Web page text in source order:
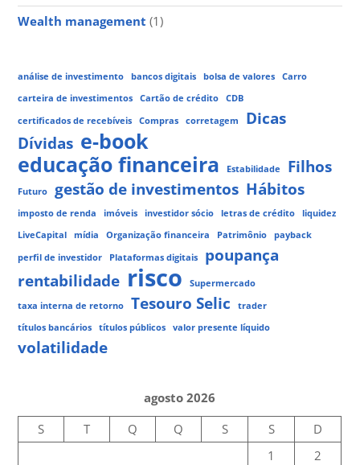
Wealth management (1)
análise de investimento bancos digitais bolsa de valores
Carro
carteira de investimentos
Cartão de crédito
CDB
certificados de recebíveis
Compras corretagem
Dicas
Dívidas e-book
educação financeira
Estabilidade Filhos
Futuro gestão de investimentos Hábitos
imposto de renda imóveis investidor sócio letras de crédito
liquidez
LiveCapital
mídia Organização financeira Patrimônio
payback
perfil de investidor
Plataformas digitais
poupança
rentabilidade risco
Supermercado
taxa interna de retorno
Tesouro Selic
trader
títulos bancários
títulos públicos valor presente líquido
volatilidade
agosto 2026
S
T Q Q S S
D
1
2